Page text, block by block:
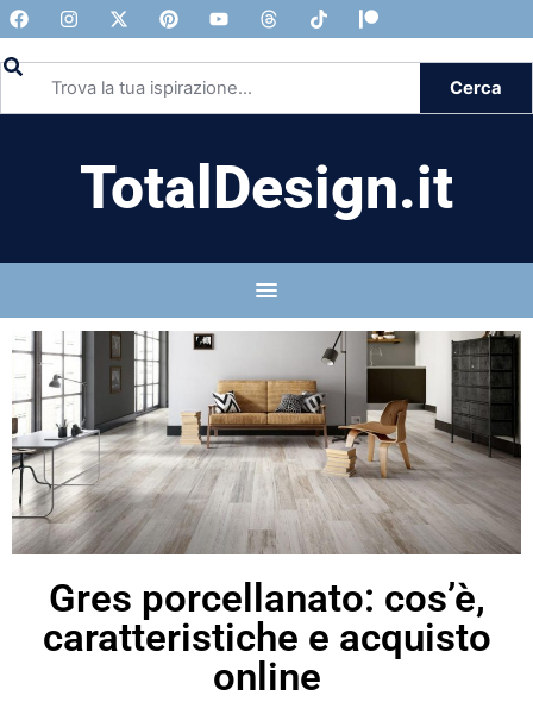
Cerca
TotalDesign.it
Gres porcellanato: cos’è,
caratteristiche e acquisto
online